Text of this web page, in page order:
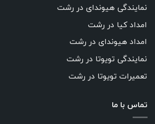
نمایندگی هیوندای در رشت
امداد کیا در رشت
امداد هیوندای در رشت
نمایندگی تویوتا در رشت
تعمیرات تویوتا در رشت
تماس با ما